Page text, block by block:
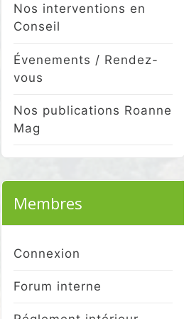
Nos interventions en
Conseil
Évenements / Rendez-
vous
Nos publications Roanne
Mag
Membres
Connexion
Forum interne